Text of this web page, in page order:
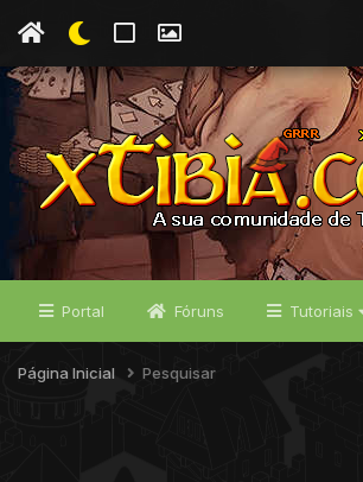
Portal Fóruns Tutoriais
Página Inicial Pesquisar